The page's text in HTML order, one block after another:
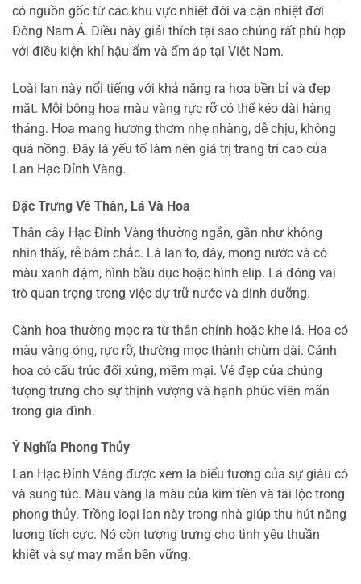
có nguồn gốc từ các khu vực nhiệt đới và cận nhiệt đới
Đông Nam Á. Điều này giải thích tại sao chúng rất phù hợp
với điều kiện khí hậu ẩm và ấm áp tại Việt Nam.
Loài lan này nổi tiếng với khả năng ra hoa bền bỉ và đẹp
mắt. Mỗi bông hoa màu vàng rực rỡ có thể kéo dài hàng
tháng. Hoa mang hương thơm nhẹ nhàng, dễ chịu, không
quá nồng. Đây là yếu tố làm nên giá trị trang trí cao của
Lan Hạc Đỉnh Vàng.
Đặc Trưng Về Thân, Lá Và Hoa
Thân cây Hạc Đỉnh Vàng thường ngắn, gần như không
nhìn thấy, rễ bám chắc. Lá lan to, dày, mọng nước và có
màu xanh đậm, hình bầu dục hoặc hình elip. Lá đóng vai
trò quan trọng trong việc dự trữ nước và dinh dưỡng.
Cành hoa thường mọc ra từ thân chính hoặc khe lá. Hoa có
màu vàng óng, rực rỡ, thường mọc thành chùm dài. Cánh
hoa có cấu trúc đối xứng, mềm mại. Vẻ đẹp của chúng
tượng trưng cho sự thịnh vượng và hạnh phúc viên mãn
trong gia đình.
Ý Nghĩa Phong Thủy
Lan Hạc Đỉnh Vàng được xem là biểu tượng của sự giàu có
và sung túc. Màu vàng là màu của kim tiền và tài lộc trong
phong thủy. Trồng loại lan này trong nhà giúp thu hút năng
lượng tích cực. Nó còn tượng trưng cho tình yêu thuần
khiết và sự may mắn bền vững.